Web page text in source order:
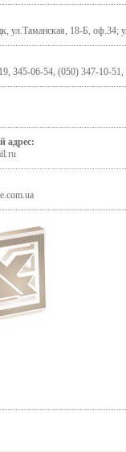
ул.Таманская, 18-Б, оф.34;
345-06-54, (050) 347-10-51,
адрес: